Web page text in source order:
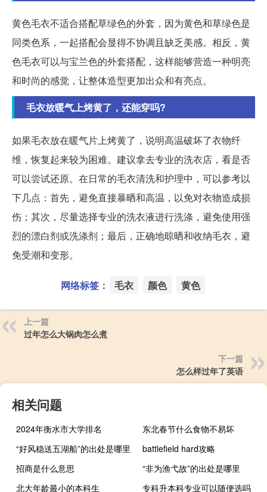
黄色毛衣不适合搭配草绿色的外套，因为黄色和草绿色是
同类色系，一起搭配会显得不协调且缺乏美感。相反，黄
色毛衣可以与宝兰色的外套搭配，这样能够营造一种明亮
和时尚的感觉，让整体造型更加出众和有亮点。
毛衣放暖气上烤黄了，还能穿吗?
如果毛衣放在暖气片上烤黄了，说明高温破坏了衣物纤
维，恢复起来较为困难。建议拿去专业的洗衣店，看是否
可以尝试还原。在日常的毛衣清洗和护理中，可以参考以
下几点：首先，避免直接暴晒和高温，以免对衣物造成损
伤；其次，尽量选择专业的洗衣液进行洗涤，避免使用强
烈的漂白剂或洗涤剂；最后，正确地晾晒和收纳毛衣，避
免受潮和变形。
网络标签： 毛衣 颜色 黄色
上一篇
过年怎么大锅肉怎么煮
下一篇
怎么样过年了英语
相关问题
2024年衡水市大学排名
东北春节什么食物不易坏
“好风稳送五湖船”的出处是哪里
battlefield hard攻略
招商是什么意思
“非为渔弋故”的出处是哪里
北大年龄最小的本科生
专科升本科专业可以随便选吗